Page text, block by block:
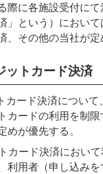
際に各施設受付に
」という）におい
、その他の当社が
ットカード決済
カード決済につい
カードの利用を制
めが優先する。
カード決済におい
利用者（申し込み